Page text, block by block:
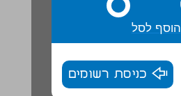
הוסף לסל
כניסת רשומים